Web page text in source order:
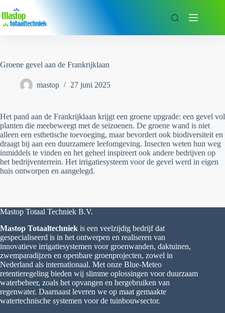
naar
de
Groene gevel aan de Frankrijklaan
mastop 27 juni 2025
Het pand aan de Frankrijklaan krijgt een groene upgrade: een gevel vol
planten die meebeweegt met de seizoenen. De groene wand is niet
alleen een esthetische toevoeging, maar bevordert ook biodiversiteit en
draagt bij aan een duurzamere leefomgeving. Insecten weten hun weg
inmiddels te vinden en het geheel inspireert ook andere bedrijven op
het bedrijventerrein. Het irrigatiesysteem voor de gevel werd in eigen
huis ontworpen en aangelegd.
Mastop Totaal Techniek B.V.
Mastop Totaaltechniek is een veelzijdig bedrijf dat
gespecialiseerd is in het ontwerpen en realiseren van
innovatieve irrigatiesystemen voor groenwanden, daktuinen,
zwemparadijzen en openbare groenprojecten, zowel in
Nederland als internationaal. Met onze Blue-Meteo
retentieregeling bieden wij slimme oplossingen voor duurzaam
waterbeheer, zoals het opvangen en hergebruiken van
regenwater. Daarnaast leveren we op maat gemaakte
watertechnische systemen voor de tuinbouwsector.